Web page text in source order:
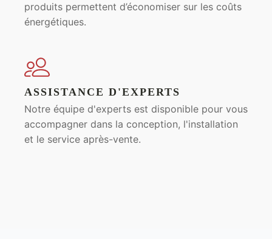
produits permettent d’économiser sur les coûts
énergétiques.
ASSISTANCE D'EXPERTS
Notre équipe d'experts est disponible pour vous
accompagner dans la conception, l'installation
et le service après-vente.